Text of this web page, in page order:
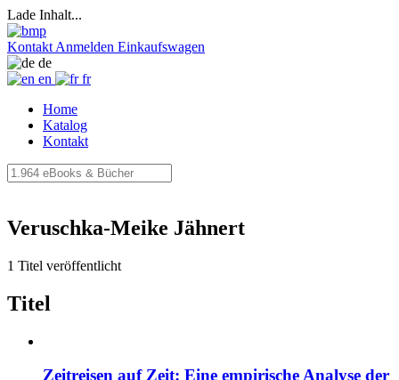
Lade Inhalt...
Kontakt Anmelden Einkaufswagen
de
en
fr
Home
Katalog
Kontakt
Veruschka-Meike Jähnert
1 Titel veröffentlicht
Titel
Zeitreisen auf Zeit: Eine empirische Analyse der